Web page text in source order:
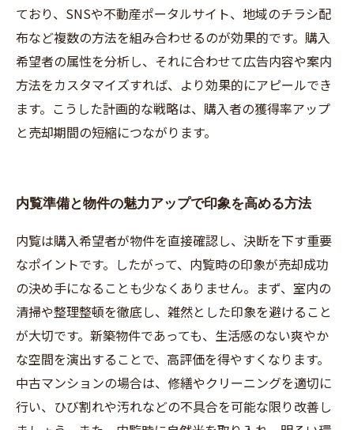
ており、SNSや不動産ポータルサイト、地域のチラシ配
布など複数の方法を組み合わせるのが効果的です。購入
希望者の属性を分析し、それに合わせて広告内容や案内
方法をカスタマイズすれば、より効果的にアピールでき
ます。こうした計画的な戦略は、購入者の獲得率アップ
と売却期間の短縮につながります。
内覧準備と物件の魅力アップで印象を高める方法
内覧は購入希望者が物件を直接確認し、決断を下す重要
なポイントです。したがって、内覧時の印象が売却成功
の決め手になることも少なくありません。まず、室内の
清掃や整理整頓を徹底し、雑然とした印象を避けること
が大切です。新築物件であっても、生活感のない爽やか
な空間を演出することで、高評価を得やすくなります。
中古マンションの場合は、修繕やクリーニングを適切に
行い、ひび割れや汚れなどの不具合を可能な限り改善し